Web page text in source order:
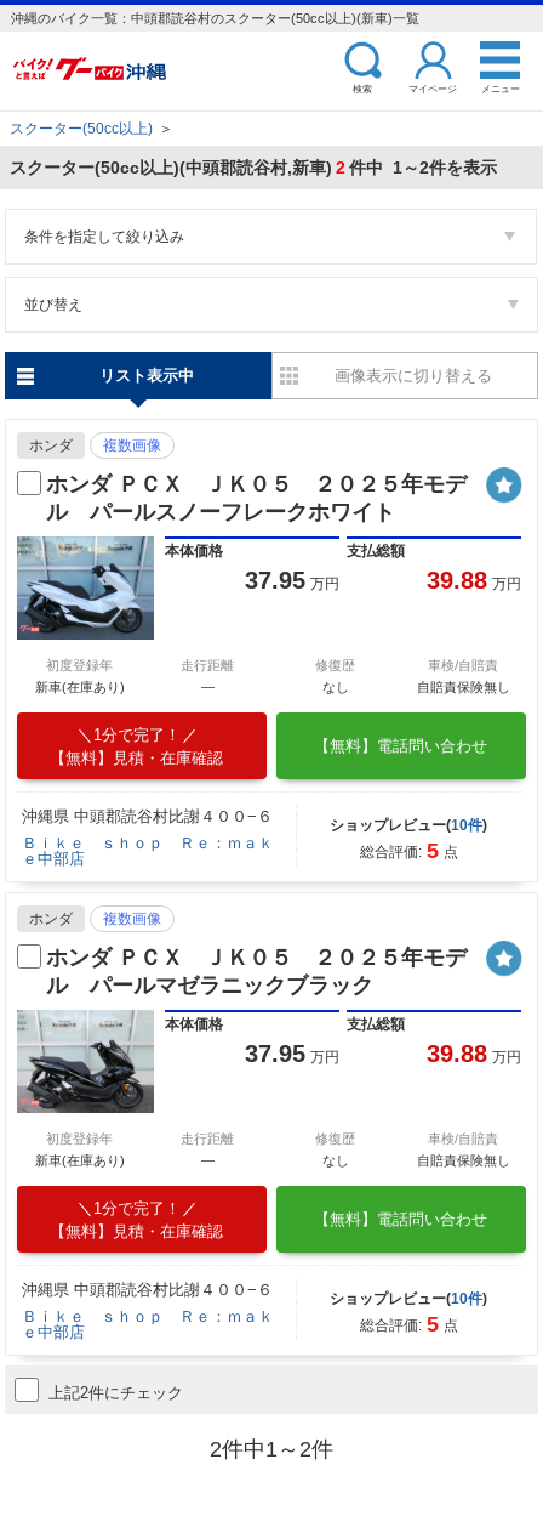
沖縄のバイク一覧：中頭郡読谷村のスクーター(50cc以上)(新車)一覧
検索 マイページ メニュー
スクーター(50cc以上) ＞
スクーター(50cc以上)(中頭郡読谷村,新車) 2件中 1～2件を表示
条件を指定して絞り込み
並び替え
リスト表示中 画像表示に切り替える
ホンダ 複数画像
ホンダ ＰＣＸ ＪＫ０５ ２０２５年モデ
ル パールスノーフレークホワイト
本体価格
37.95 万円
支払総額
39.88 万円
初度登録年
新車(在庫あり)
走行距離
―
修復歴
なし
車検/自賠責
自賠責保険無し
1分で完了！
【無料】見積・在庫確認
【無料】電話問い合わせ
沖縄県 中頭郡読谷村比謝４００−６
Ｂｉｋｅ ｓｈｏｐ Ｒｅ：ｍａｋ
ｅ中部店
ショップレビュー(10件)
総合評価: 5 点
ホンダ 複数画像
ホンダ ＰＣＸ ＪＫ０５ ２０２５年モデ
ル パールマゼラニックブラック
本体価格
37.95 万円
支払総額
39.88 万円
初度登録年
新車(在庫あり)
走行距離
―
修復歴
なし
車検/自賠責
自賠責保険無し
1分で完了！
【無料】見積・在庫確認
【無料】電話問い合わせ
沖縄県 中頭郡読谷村比謝４００−６
Ｂｉｋｅ ｓｈｏｐ Ｒｅ：ｍａｋ
ｅ中部店
ショップレビュー(10件)
総合評価: 5 点
上記2件にチェック
2件中1～2件